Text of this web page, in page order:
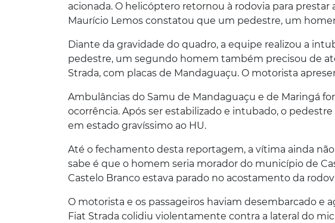
acionada. O helicóptero retornou à rodovia para
Maurício Lemos constatou que um pedestre, um
Diante da gravidade do quadro, a equipe realizou a
pedestre, um segundo homem também precisou de
Strada, com placas de Mandaguaçu. O motorista
Ambulâncias do Samu de Mandaguaçu e de Maringá
ocorrência. Após ser estabilizado e intubado, o
em estado gravíssimo ao HU.
Até o fechamento desta reportagem, a vítima ainda
sabe é que o homem seria morador do município de
Castelo Branco estava parado no acostamento da
O motorista e os passageiros haviam desembarcado e
Fiat Strada colidiu violentamente contra a lateral do